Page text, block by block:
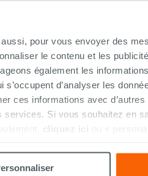
pour vous envoyer des
le contenu et les
également les
d’analyser les
ces informations avec
Si vous souhaitez en
cliquez ici ou «
Tiger siphonnée
PC